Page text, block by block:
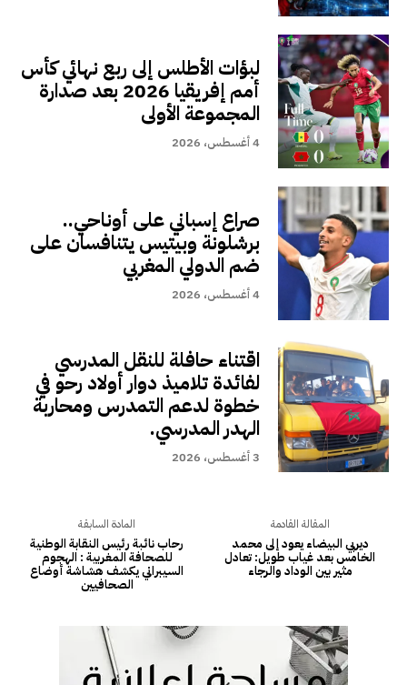
لبؤات الأطلس إلى ربع نهائي كأس
أمم إفريقيا 2026 بعد صدارة
المجموعة الأولى
4 أغسطس، 2026
صراع إسباني على أوناحي..
برشلونة وبيتيس يتنافسان على
ضم الدولي المغربي
4 أغسطس، 2026
اقتناء حافلة للنقل المدرسي
لفائدة تلاميذ دوار أولاد رحو في
خطوة لدعم التمدرس ومحاربة
الهدر المدرسي.
3 أغسطس، 2026
المادة السابقة
رحاب نائبة رئيس النقابة الوطنية
للصحافة المغربية : الهجوم
السيبراني يكشف هشاشة أوضاع
الصحافيين
المقالة القادمة
ديربي البيضاء يعود إلى محمد
الخامس بعد غياب طويل: تعادل
مثير بين الوداد والرجاء